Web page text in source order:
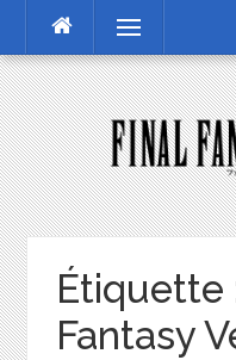
content
Menu
Étiquette
Fantasy